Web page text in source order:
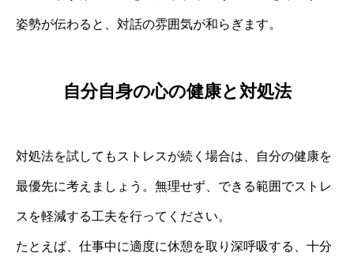
姿勢が伝わると、対話の雰囲気が和らぎます。
自分自身の心の健康と対処法
対処法を試してもストレスが続く場合は、自分の健康を
最優先に考えましょう。無理せず、できる範囲でストレ
スを軽減する工夫を行ってください。
たとえば、仕事中に適度に休憩を取り深呼吸する、十分